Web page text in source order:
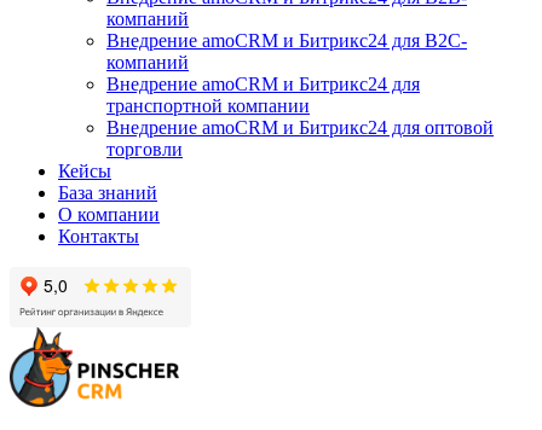
компаний
Внедрение amoCRM и Битрикс24 для В2С-
компаний
Внедрение amoCRM и Битрикс24 для
транспортной компании
Внедрение amoCRM и Битрикс24 для оптовой
торговли
Кейсы
База знаний
О компании
Контакты